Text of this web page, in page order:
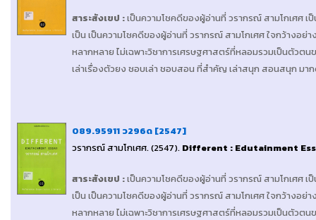
สาระสังเขป :เป็นความโชคดีของผู้อ่านที่ วรากรณ์ สามโกเศศ เ
เป็น เป็นความโชคดีของผู้อ่านที่ วรากรณ์ สามโกเศศ ใจกว้างอ
หลากหลาย ไม่เฉพาะวิชาการเศรษฐศาสตร์ที่หลอมรวมเป็นตัวต
เล่าเรื่องตัวยง ชอบเล่า ชอบสอน ที่สำคัญ เล่าสนุก สอนสนุก มา
089.95911 ว296ด [2547]
วรากรณ์ สามโกเศศ. (2547). Different : Edutainment
สาระสังเขป :เป็นความโชคดีของผู้อ่านที่ วรากรณ์ สามโกเศศ เ
เป็น เป็นความโชคดีของผู้อ่านที่ วรากรณ์ สามโกเศศ ใจกว้างอ
หลากหลาย ไม่เฉพาะวิชาการเศรษฐศาสตร์ที่หลอมรวมเป็นตัวต